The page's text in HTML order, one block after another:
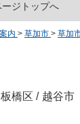
ージトップへ
内 > 草加市 > 草加
板橋区 / 越谷市